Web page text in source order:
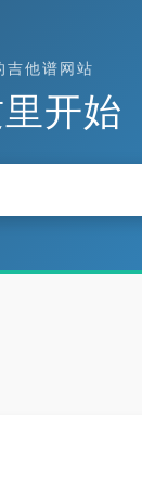
他谱网站
开始